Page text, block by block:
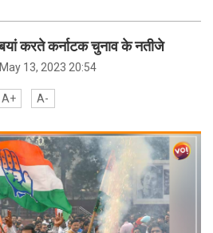
करते कर्नाटक चुनाव के नतीजे
May 13, 2023 20:54
A+ A-